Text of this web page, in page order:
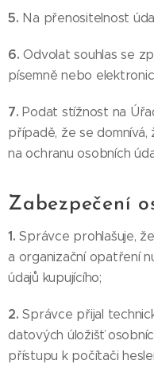
5. Na přenositelnost
6.Odvolat souhlas se
písemně nebo
7. Podat stížnost na
případě, že se
na ochranu osobních
Zabezpečení
1. Správce prohlašuje,
a organizační opatření
údajů kupujícího;
2.Správce přijal
datových úložišť
přístupu k počítači